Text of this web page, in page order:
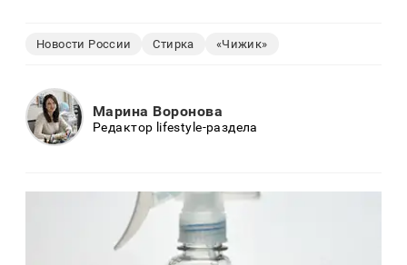
Новости России Стирка «Чижик»
Марина Воронова
Редактор lifestyle-раздела